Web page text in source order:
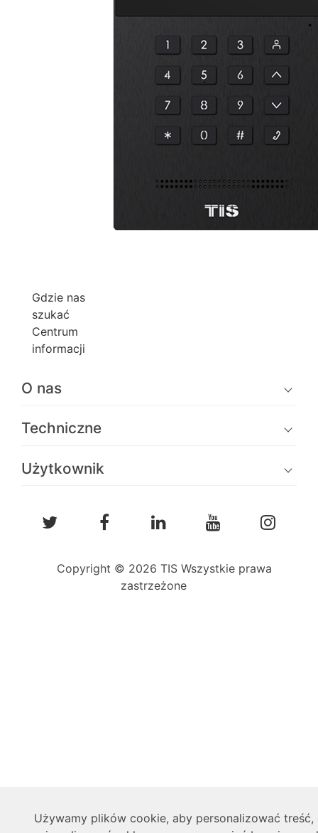
Gdzie nas
szukać
Centrum
informacji
O nas
Techniczne
Użytkownik
Copyright © 2026 TIS Wszystkie prawa
zastrzeżone
Używamy plików cookie, aby personalizować